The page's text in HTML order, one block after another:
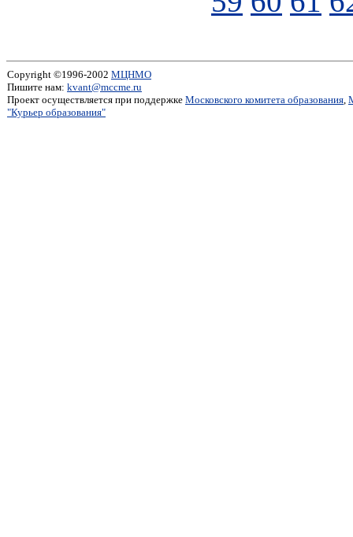
Copyright ©1996-2002 МЦНМО
Пишите нам: kvant@mccme.ru
Проект осуществляется при поддержке Московского комитета образования,
"Курьер образования"